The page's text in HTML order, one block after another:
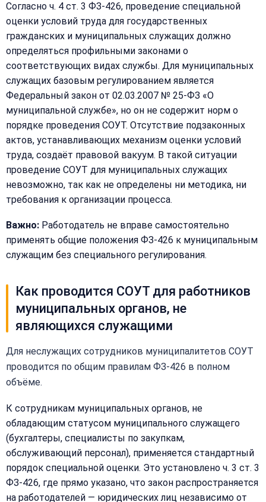
Закрыть
меню
Согласно ч. 4 ст. 3 ФЗ-426, проведение специальной
оценки условий труда для государственных
гражданских и муниципальных служащих должно
определяться профильными законами о
соответствующих видах службы. Для муниципальных
служащих базовым регулированием является
Федеральный закон от 02.03.2007 № 25-ФЗ «О
муниципальной службе», но он не содержит норм о
порядке проведения СОУТ. Отсутствие подзаконных
актов, устанавливающих механизм оценки условий
труда, создаёт правовой вакуум. В такой ситуации
проведение СОУТ для муниципальных служащих
невозможно, так как не определены ни методика, ни
требования к организации процесса.
Важно: Работодатель не вправе самостоятельно
применять общие положения ФЗ-426 к муниципальным
служащим без специального регулирования.
Как проводится СОУТ для работников
муниципальных органов, не
являющихся служащими
Для неслужащих сотрудников муниципалитетов СОУТ
проводится по общим правилам ФЗ-426 в полном
объёме.
К сотрудникам муниципальных органов, не
обладающим статусом муниципального служащего
(бухгалтеры, специалисты по закупкам,
обслуживающий персонал), применяется стандартный
порядок специальной оценки. Это установлено ч. 3 ст. 3
ФЗ-426, где прямо указано, что закон распространяется
на работодателей — юридических лиц независимо от
Написать
нам
Бесплатная
консультация